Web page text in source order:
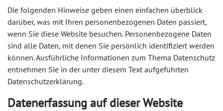
Die folgenden Hinweise geben einen einfachen überblick
darüber, was mit Ihren personenbezogenen Daten passiert,
wenn Sie diese Website besuchen. Personenbezogene Daten
sind alle Daten, mit denen Sie persönlich identifiziert werden
können. Ausführliche Informationen zum Thema Datenschutz
entnehmen Sie in der unter diesem Text aufgeführten
Datenschutzerklärung.
Datenerfassung auf dieser Website